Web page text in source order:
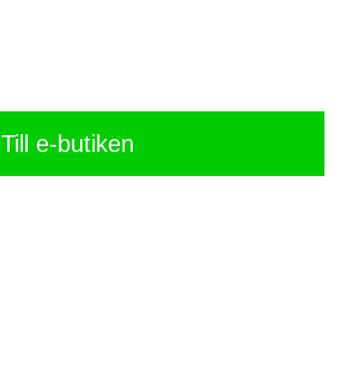
Till e-butiken